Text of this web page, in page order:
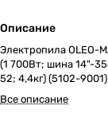
Описание
Электропила OLEO-
(1 700Вт; шина 14"-
52; 4,4кг) (5102-9001)
Все описание